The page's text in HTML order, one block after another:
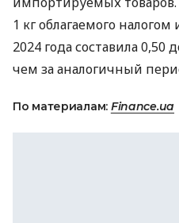
1 кг облагаемого
2024 года составила 0,50
чем за аналогичный
По материалам: Finance.ua